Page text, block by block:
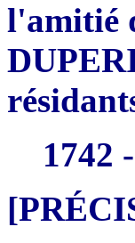
l'amitié
1742